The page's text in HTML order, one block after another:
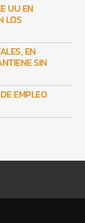
UU EN
LOS
EN
SIN
EMPLEO